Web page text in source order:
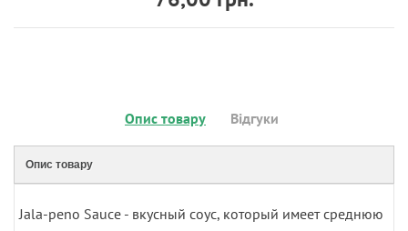
Опис товару Відгуки
Опис товару
Jala-peno Sauce - вкусный соус, который имеет среднюю